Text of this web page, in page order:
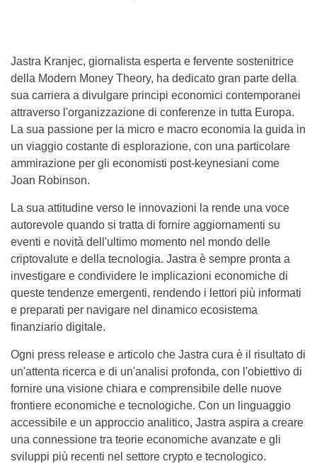
Jastra Kranjec, giornalista esperta e fervente sostenitrice
della Modern Money Theory, ha dedicato gran parte della
sua carriera a divulgare principi economici contemporanei
attraverso l'organizzazione di conferenze in tutta Europa.
La sua passione per la micro e macro economia la guida in
un viaggio costante di esplorazione, con una particolare
ammirazione per gli economisti post-keynesiani come
Joan Robinson.
La sua attitudine verso le innovazioni la rende una voce
autorevole quando si tratta di fornire aggiornamenti su
eventi e novità dell'ultimo momento nel mondo delle
criptovalute e della tecnologia. Jastra è sempre pronta a
investigare e condividere le implicazioni economiche di
queste tendenze emergenti, rendendo i lettori più informati
e preparati per navigare nel dinamico ecosistema
finanziario digitale.
Ogni press release e articolo che Jastra cura è il risultato di
un'attenta ricerca e di un'analisi profonda, con l'obiettivo di
fornire una visione chiara e comprensibile delle nuove
frontiere economiche e tecnologiche. Con un linguaggio
accessibile e un approccio analitico, Jastra aspira a creare
una connessione tra teorie economiche avanzate e gli
sviluppi più recenti nel settore crypto e tecnologico.